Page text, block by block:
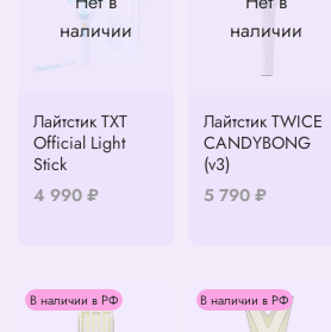
наличии
Лайтстик ТХТ
Official Light
Stick
4 990 ₽
наличии
Лайтстик TWICE
CANDYBONG
(v3)
5 790 ₽
В наличии в РФ В наличии в РФ